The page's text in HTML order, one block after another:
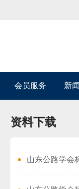
会员服务 新
资料下载
山东公路学会